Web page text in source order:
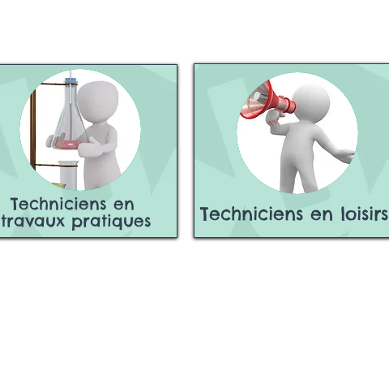
Techniciens en
travaux pratiques
Techniciens en loisirs